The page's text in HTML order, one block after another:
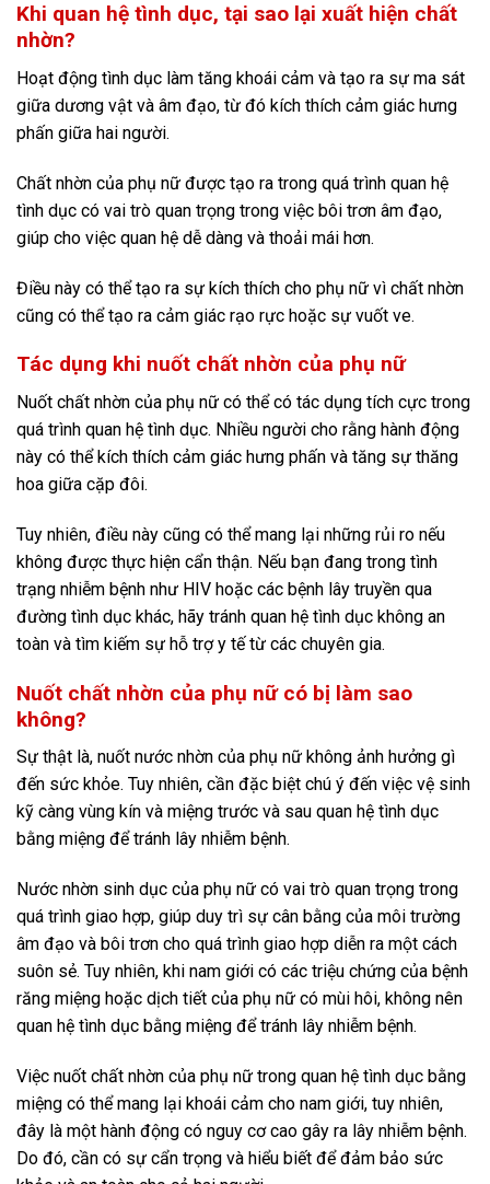
Khi quan hệ tình dục, tại sao lại xuất hiện chất
nhờn?
Hoạt động tình dục làm tăng khoái cảm và tạo ra sự ma sát
giữa dương vật và âm đạo, từ đó kích thích cảm giác hưng
phấn giữa hai người.
Chất nhờn của phụ nữ được tạo ra trong quá trình quan hệ
tình dục có vai trò quan trọng trong việc bôi trơn âm đạo,
giúp cho việc quan hệ dễ dàng và thoải mái hơn.
Điều này có thể tạo ra sự kích thích cho phụ nữ vì chất nhờn
cũng có thể tạo ra cảm giác rạo rực hoặc sự vuốt ve.
Tác dụng khi nuốt chất nhờn của phụ nữ
Nuốt chất nhờn của phụ nữ có thể có tác dụng tích cực trong
quá trình quan hệ tình dục. Nhiều người cho rằng hành động
này có thể kích thích cảm giác hưng phấn và tăng sự thăng
hoa giữa cặp đôi.
Tuy nhiên, điều này cũng có thể mang lại những rủi ro nếu
không được thực hiện cẩn thận. Nếu bạn đang trong tình
trạng nhiễm bệnh như HIV hoặc các bệnh lây truyền qua
đường tình dục khác, hãy tránh quan hệ tình dục không an
toàn và tìm kiếm sự hỗ trợ y tế từ các chuyên gia.
Nuốt chất nhờn của phụ nữ có bị làm sao
không?
Sự thật là, nuốt nước nhờn của phụ nữ không ảnh hưởng gì
đến sức khỏe. Tuy nhiên, cần đặc biệt chú ý đến việc vệ sinh
kỹ càng vùng kín và miệng trước và sau quan hệ tình dục
bằng miệng để tránh lây nhiễm bệnh.
Nước nhờn sinh dục của phụ nữ có vai trò quan trọng trong
quá trình giao hợp, giúp duy trì sự cân bằng của môi trường
âm đạo và bôi trơn cho quá trình giao hợp diễn ra một cách
suôn sẻ. Tuy nhiên, khi nam giới có các triệu chứng của bệnh
răng miệng hoặc dịch tiết của phụ nữ có mùi hôi, không nên
quan hệ tình dục bằng miệng để tránh lây nhiễm bệnh.
Việc nuốt chất nhờn của phụ nữ trong quan hệ tình dục bằng
miệng có thể mang lại khoái cảm cho nam giới, tuy nhiên,
đây là một hành động có nguy cơ cao gây ra lây nhiễm bệnh.
Do đó, cần có sự cẩn trọng và hiểu biết để đảm bảo sức